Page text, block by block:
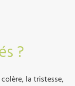
?
la tristesse,